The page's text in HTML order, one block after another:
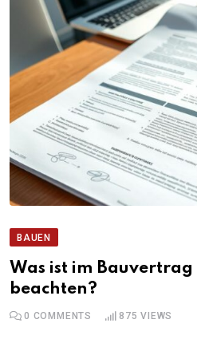
BAUEN
Was ist im
beachten?
0 COMMENTS 875 VIEWS